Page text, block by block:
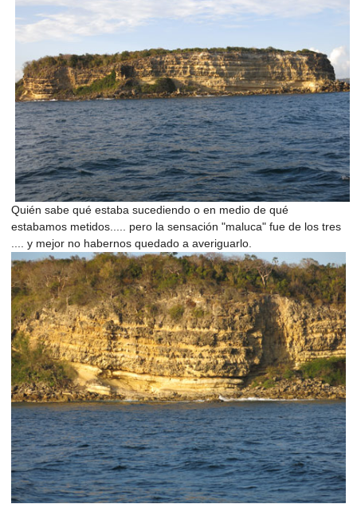
Quién sabe qué estaba sucediendo o en medio de qué
estabamos metidos..... pero la sensación "maluca" fue de los tres
.... y mejor no habernos quedado a averiguarlo.